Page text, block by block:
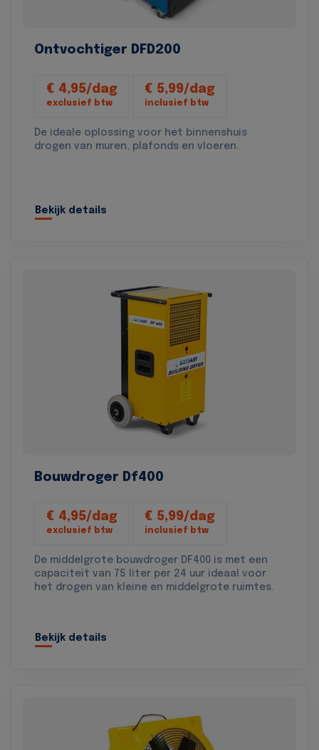
Ontvochtiger DFD200
€ 4,95/dag
exclusief btw
€ 5,99/dag
inclusief btw
De ideale oplossing voor het binnenshuis
drogen van muren, plafonds en vloeren.
Bekijk details
Bouwdroger Df400
€ 4,95/dag
exclusief btw
€ 5,99/dag
inclusief btw
De middelgrote bouwdroger DF400 is met een
capaciteit van 75 liter per 24 uur ideaal voor
het drogen van kleine en middelgrote ruimtes.
Bekijk details